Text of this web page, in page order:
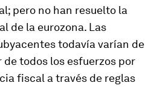
pero no han resuelto la
de la eurozona. Las
todavía varían de
de todos los esfuerzos por
fiscal a través de reglas